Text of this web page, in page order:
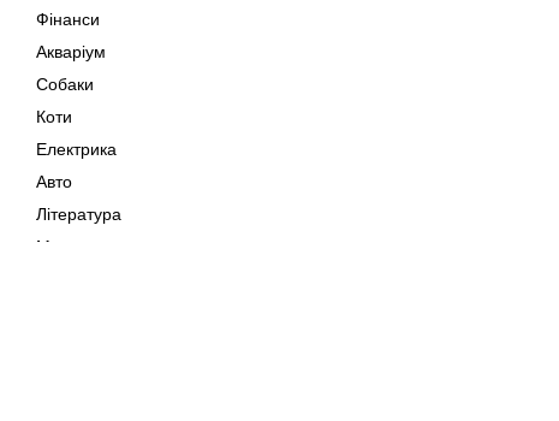
Фінанси
Акваріум
Собаки
Коти
Електрика
Авто
Література
Музика